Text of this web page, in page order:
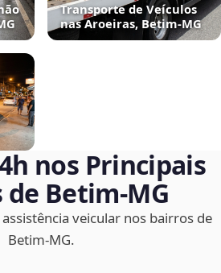
Transporte de Veículos
nas Aroeiras, Betim‑MG
nos Principais
Betim‑MG
veicular nos bairros de
Betim‑MG.